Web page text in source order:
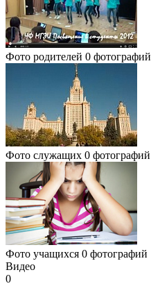
Фото родителей 0 фотографий
Фото служащих 0 фотографий
Фото учащихся 0 фотографий
Видео
0